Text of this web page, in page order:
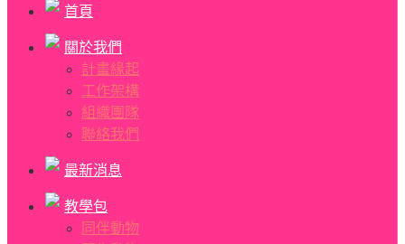
首頁
關於我們
計畫緣起
工作架構
組織團隊
聯絡我們
最新消息
教學包
同伴動物